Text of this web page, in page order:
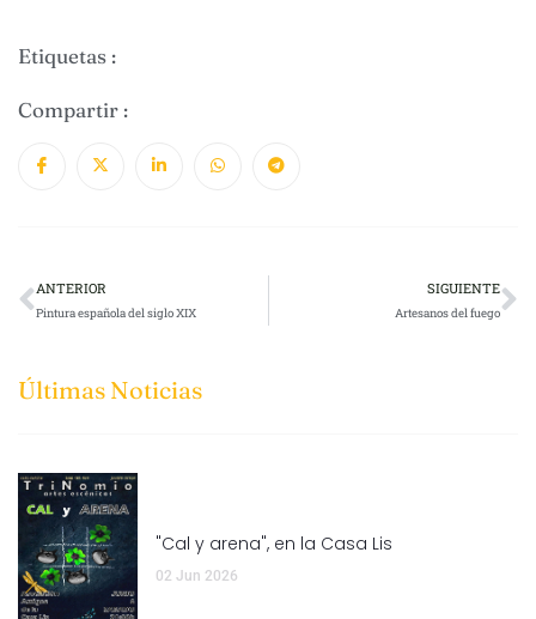
Últimas Noticias
"Cal y arena", en la Casa Lis
02 Jun 2026
Etiquetas :
Compartir :
ANTERIOR
Pintura española del siglo XIX
SIGUIENTE
Artesanos del fuego